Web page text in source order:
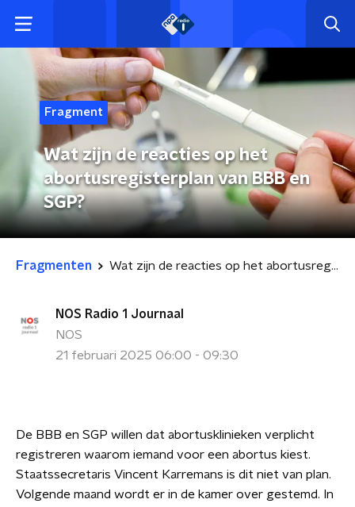
Fragment
Wat zijn de reacties op het
abortusregisterplan van BBB en
SGP?
Fragmenten Wat zijn de reacties op het abortusregisterplan van BBB en SGP?
NOS Radio 1 Journaal
NOS
21 februari 2025 06:00 - 09:30
De BBB en SGP willen dat abortusklinieken verplicht
registreren waarom iemand voor een abortus kiest.
Staatssecretaris Vincent Karremans is dit niet van plan.
Volgende maand wordt er in de kamer over gestemd. In